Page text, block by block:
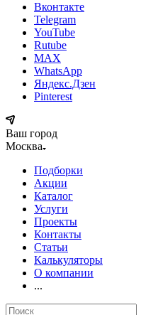
Вконтакте
Telegram
YouTube
Rutube
MAX
WhatsApp
Яндекс.Дзен
Pinterest
Ваш город
Москва
Подборки
Акции
Каталог
Услуги
Проекты
Контакты
Статьи
Калькуляторы
О компании
...